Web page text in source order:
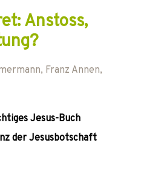
Anstoss,
, Franz Annen,
Jesus-Buch
der Jesusbotschaft